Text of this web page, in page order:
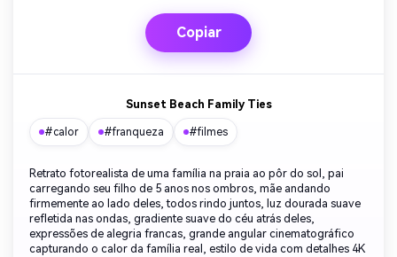
Copiar
Sunset Beach Family Ties
#calor #franqueza #filmes
Retrato fotorealista de uma família na praia ao pôr do sol, pai
carregando seu filho de 5 anos nos ombros, mãe andando
firmemente ao lado deles, todos rindo juntos, luz dourada suave
refletida nas ondas, gradiente suave do céu atrás deles,
expressões de alegria francas, grande angular cinematográfico
capturando o calor da família real, estilo de vida com detalhes 4K